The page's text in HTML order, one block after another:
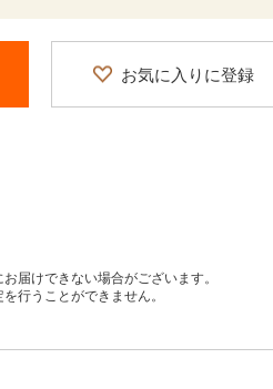
お気に入りに登録
届けできない場合がございます。
行うことができません。